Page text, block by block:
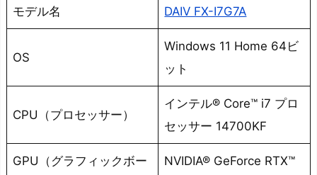
モデル名 DAIV FX-I7G7A
OS
Windows 11 Home 64ビ
ット
CPU（プロセッサー）
インテル® Core™ i7 プロ
セッサー 14700KF
GPU（グラフィックボー
NVIDIA® GeForce RTX™